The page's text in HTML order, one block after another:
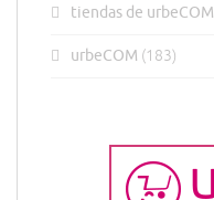
tiendas de urbeCOM
urbeCOM (183)